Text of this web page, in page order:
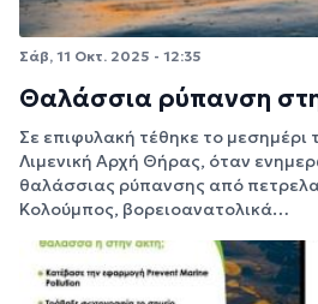
Σάβ, 11 Οκτ. 2025 - 12:35
Θαλάσσια ρύπανση
Σε επιφυλακή τέθηκε το μεσημέρι
Λιμενική Αρχή Θήρας, όταν
θαλάσσιας ρύπανσης από
Κολούμπος, βορειοανατολικά…